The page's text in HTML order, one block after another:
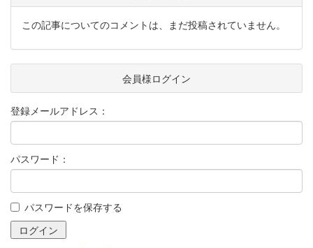
この記事についてのコメントは、まだ投稿されていません。
会員様ログイン
登録メールアドレス：
パスワード：
パスワードを保存する